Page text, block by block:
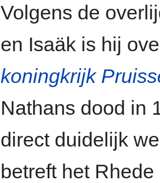
Volgens de
en Isaäk is hij
koningkrijk
Nathans dood in
direct duidelijk
betreft het